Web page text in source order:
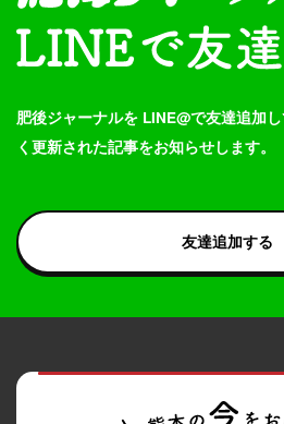
肥後ジャーナルを LINE@で友達追加
く更新された記事をお知らせします。
友達追加する